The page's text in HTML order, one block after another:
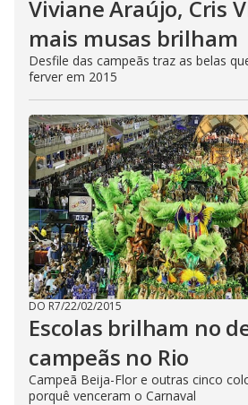
Viviane Araújo, Cris
mais musas brilham
Desfile das campeãs traz as belas
ferver em 2015
DO R7/22/02/2015
Escolas brilham no
campeãs no Rio
Campeã Beija-Flor e outras cinco
porquê venceram o Carnaval